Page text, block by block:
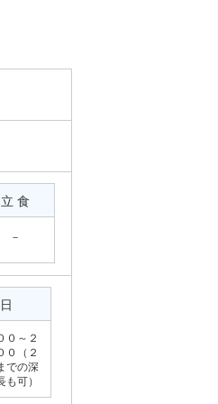
立 食
－
日
０～２
０（２
での深
も可）